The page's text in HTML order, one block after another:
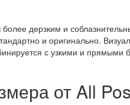
дерзким и
и оригинально.
с узкими и
от All